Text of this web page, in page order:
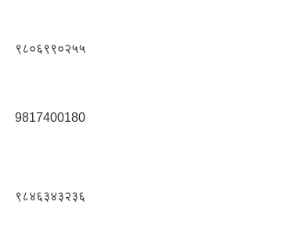
९८०६९९०२५५
9817400180
९८४६३४३२३६